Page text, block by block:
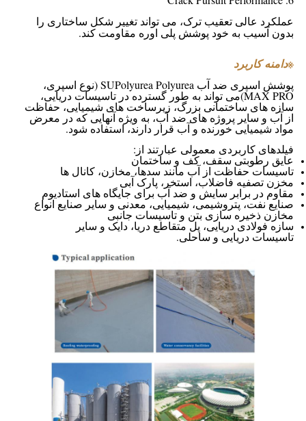
عملکرد عالی تعقیب ترک، می تواند تغییر شکل ساختاری را
بدون آسیب به خود پوشش پلی اوره مقاومت کند.
دامنه کاربرد
پوشش اسپری ضد آب SUPolyurea Polyurea (نوع اسپری،
MAX PRO) می تواند به طور گسترده در تاسیسات دریایی،
سازه های ساختمانی بزرگ، زیرساخت های شیمیایی، حفاظت
از آب و سایر پروژه های ضد آب، به ویژه آنهایی که در معرض
مواد شیمیایی خورنده و آب قرار دارند، استفاده شود.
فیلدهای کاربردی معمولی عبارتند از:
عایق رطوبتی سقف، کف و ساختمان
تاسیسات حفاظت از آب مانند سدها، مخازن، کانال ها
مخزن تصفیه فاضلاب، استخر، پارک آبی
مقاوم در برابر سایش و ضد آب برای جایگاه های استادیوم
صنایع نفت، پتروشیمی، شیمیایی، معدنی و سایر صنایع انواع
مخازن ذخیره سازی بتن و تاسیسات جانبی
سازه فولادی دریایی، پل متقاطع دریا، دایک و سایر
تاسیسات دریایی و ساحلی.